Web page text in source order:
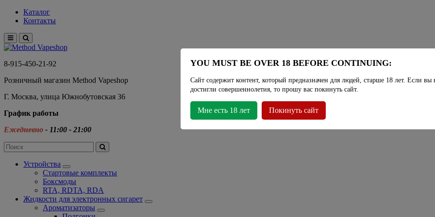
Каталог
Контакты
8-915-450-21-92
Розничный магазин Method Vapeshop
Г. Москва, улица Южнобутовская 36
График работы
Ежедневно - 11:00 - 21:00
Устройства
Стартовые комплекты
Боксмоды
RTA, RDTA, RDA
Жидкости для электронных сигарет
Ароматизаторы
YOU MUST BE OVER 18 BEFORE CONTINUING:
Сайт содержит контент, который предназначен для людей, старше 18 лет. Если вы
достигли совершеннолетия, то прошу вас покинуть сайт.
Мне есть 18 лет Покинуть сайт